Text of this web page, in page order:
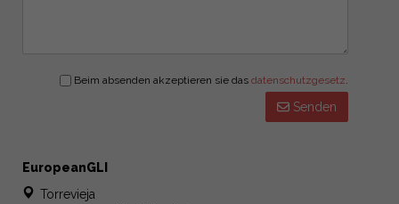
Beim absenden akzeptieren sie dasdatenschutzgesetz.
Senden
EuropeanGLI
Torrevieja